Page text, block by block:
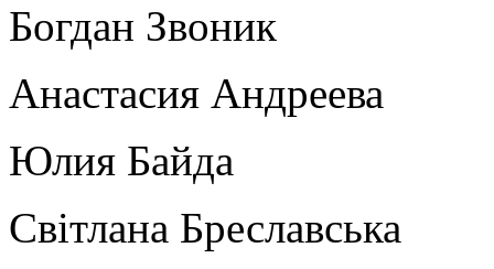
Богдан Звоник
Анастасия Андреева
Юлия Байда
Світлана Бреславська